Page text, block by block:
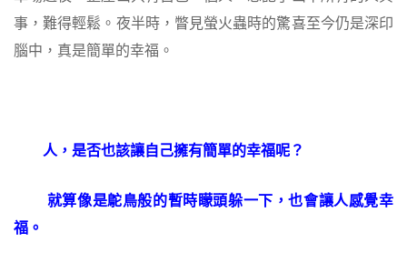
事，難得輕鬆。夜半時，瞥見螢火蟲時的驚喜至今仍是深印
腦中，真是簡單的幸福。
人，是否也該讓自己擁有簡單的幸福呢？
就算像是鴕鳥般的暫時矇頭躲一下，也會讓人感覺幸
福。